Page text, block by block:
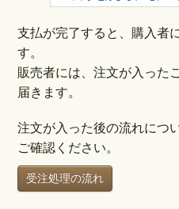
支払が完了すると、購入者
す。
販売者には、注文が入った
届きます。
注文が入った後の流れにつ
ご確認ください。
受注処理の流れ